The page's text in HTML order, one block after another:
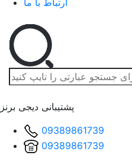
پشتیبانی دیجی برنز
09389861739
09389861739